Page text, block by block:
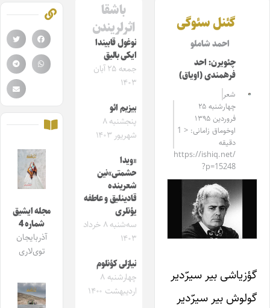
گئنل سئوگی
احمد شاملو
چئویرن: احد
فرهمندی (اویاق)
شعر
چهارشنبه ۲۵
فروردین ۱۳۹۵
اوخوماق زامانی: < 1
دقیقه
https://ishiq.net/
?p=15248
گؤزیاشی بیر سیرّدیر
گولوش بیر سیرّدیر
باشقا
اثرلریندن
نوغول قابیندا
ایکی بالیق
جمعه ۲۵ آبان
۱۴۰۳
بیزیم ائو
پنجشنبه ۸
شهریور ۱۴۰۳
«ویدا
حشمتی»‌نین
شعرینده
قادینلیق و عاطفه
یؤنلری
سه‌شنبه ۸ خرداد
۱۴۰۳
نیازلی کؤنلوم
چهارشنبه ۸
اردیبهشت ۱۴۰۰
مجله ایشیق
شماره 4
آذربایجان
توی‌لاری